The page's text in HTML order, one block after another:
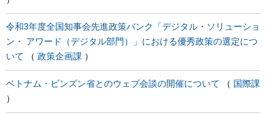
令和3年度全国知事会先進政策バンク「デジタル・ソリューショ
ン・ アワード（デジタル部門）」における優秀政策の選定につ
いて
政策企画課
ベトナム・ビンズン省とのウェブ会談の開催について 国際課